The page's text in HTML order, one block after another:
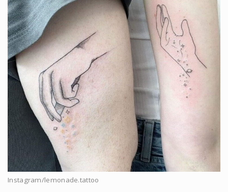
Instagram/lemonade.tattoo